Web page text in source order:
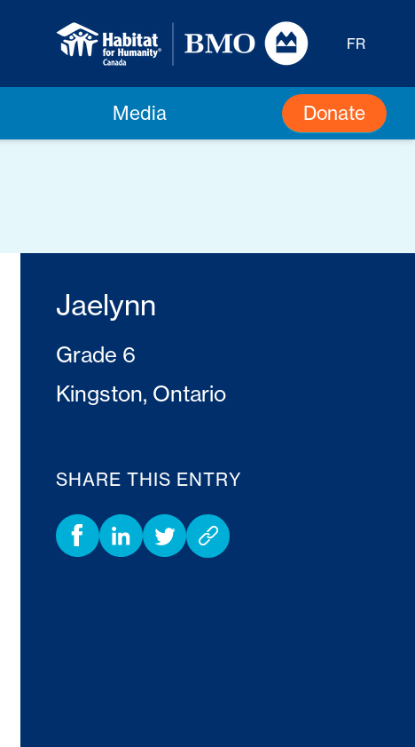
FR
Media Donate
Jaelynn
Grade 6
Kingston, Ontario
SHARE THIS ENTRY